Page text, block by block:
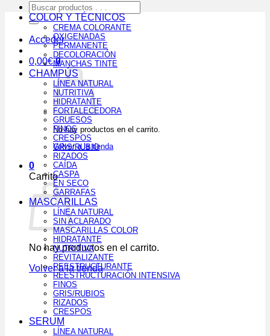
Buscar
por:
Acceder
0,00€ 0
No hay productos en el carrito.
Volver a la tienda
0
Carrito
No hay productos en el carrito.
Volver a la tienda
COLOR Y TÉCNICOS
CREMA COLORANTE
OXIGENADAS
PERMANENTE
DECOLORACIÓN
MANCHAS TINTE
CHAMPÚS
LÍNEA NATURAL
NUTRITIVA
HIDRATANTE
FORTALECEDORA
GRUESOS
FINOS
CRESPOS
GRIS/RUBIO
RIZADOS
CAÍDA
CASPA
EN SECO
GARRAFAS
MASCARILLAS
LÍNEA NATURAL
SIN ACLARADO
MASCARILLAS COLOR
HIDRATANTE
NUTRITIVA
REVITALIZANTE
REESTRUCTURANTE
REESTRUCTURACIÓN INTENSIVA
FINOS
GRIS/RUBIOS
RIZADOS
CRESPOS
SERUM
LÍNEA NATURAL